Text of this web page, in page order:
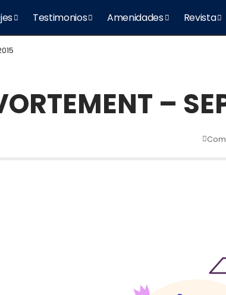
Testimonios Amenidades Revista
–